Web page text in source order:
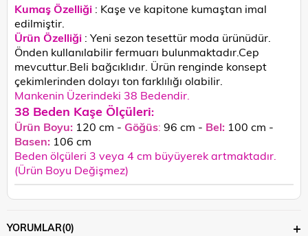
Kumaş Özelliği : Kaşe ve kapitone kumaştan imal
edilmiştir.
Ürün Özelliği : Yeni sezon tesettür moda ürünüdür.
Önden kullanılabilir fermuarı bulunmaktadır.Cep
mevcuttur.Beli bağcıklıdır. Ürün renginde konsept
çekimlerinden dolayı ton farklılığı olabilir.
Mankenin Üzerindeki 38 Bedendir.
38 Beden Kaşe Ölçüleri:
Ürün Boyu: 120 cm - Göğüs: 96 cm - Bel: 100 cm -
Basen: 106 cm
Beden ölçüleri 3 veya 4 cm büyüyerek artmaktadır.
(Ürün Boyu Değişmez)
YORUMLAR(0)